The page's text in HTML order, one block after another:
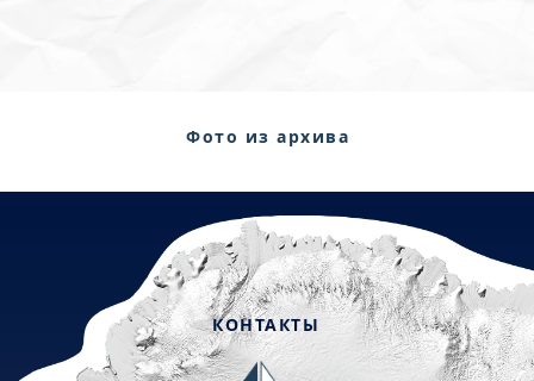
Фото из архива
КОНТАКТЫ